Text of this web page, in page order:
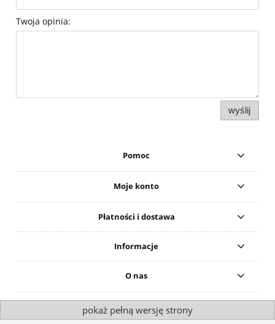
Twoja opinia:
wyślij
Pomoc
Moje konto
Płatności i dostawa
Informacje
O nas
pokaż pełną wersję strony